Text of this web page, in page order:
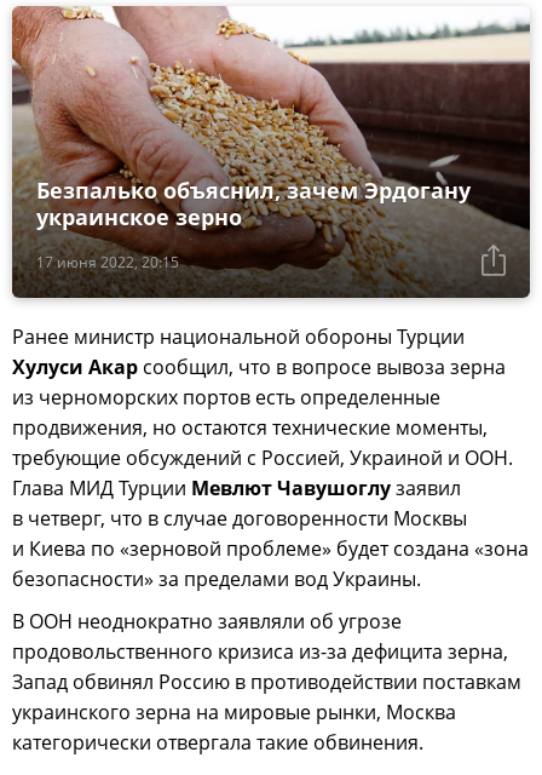
17 июня 2022, 20:15
Безпалько объяснил, зачем Эрдогану
украинское зерно
Ранее министр национальной обороны Турции
Хулуси Акар сообщил, что в вопросе вывоза зерна
из черноморских портов есть определенные
продвижения, но остаются технические моменты,
требующие обсуждений с Россией, Украиной и ООН.
Глава МИД Турции Мевлют Чавушоглузаявил
в четверг, что в случае договоренности Москвы
и Киева по «зерновой проблеме» будет создана «зона
безопасности» за пределами вод Украины.
В ООН неоднократно заявляли об угрозе
продовольственного кризиса из-за дефицита зерна,
Запад обвинял Россию в противодействии поставкам
украинского зерна на мировые рынки, Москва
категорически отвергала такие обвинения.